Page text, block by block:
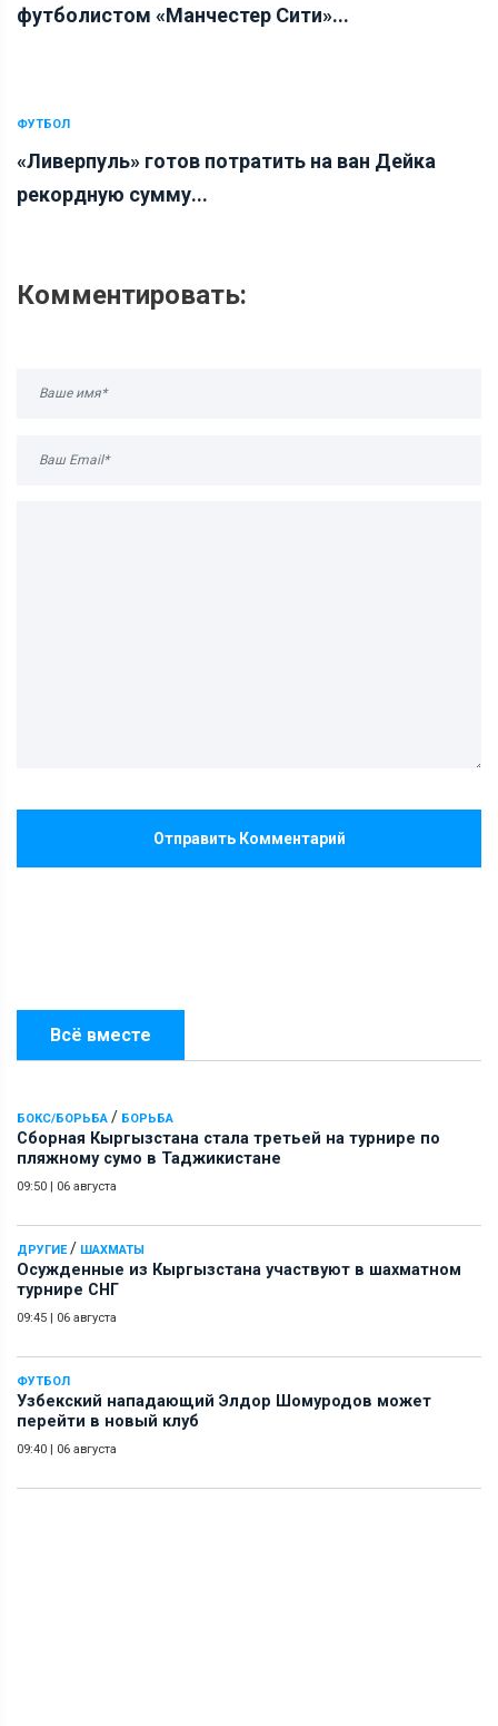
Всё вместе
БОКС/БОРЬБА / БОРЬБА
Сборная Кыргызстана стала третьей на турнире по
пляжному сумо в Таджикистане
09:50 | 06 августа
ДРУГИЕ/ ШАХМАТЫ
Осужденные из Кыргызстана участвуют в шахматном
турнире СНГ
09:45 | 06 августа
ФУТБОЛ
Узбекский нападающий Элдор Шомуродов может
перейти в новый клуб
09:40 | 06 августа
футболистом «Манчестер Сити»...
ФУТБОЛ
«Ливерпуль» готов потратить на ван Дейка
рекордную сумму...
Комментировать:
Отправить Комментарий